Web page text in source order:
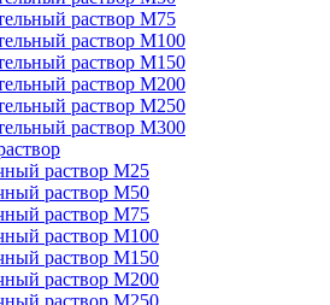
раствор М75
раствор М100
раствор М150
раствор М200
раствор М250
раствор М300
раствор М25
раствор М50
раствор М75
раствор М100
раствор М150
раствор М200
раствор М250